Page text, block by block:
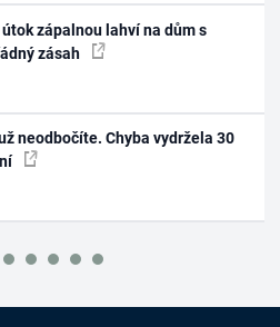
zápalnou lahví na dům s
zásah
neodbočíte. Chyba vydržela 30